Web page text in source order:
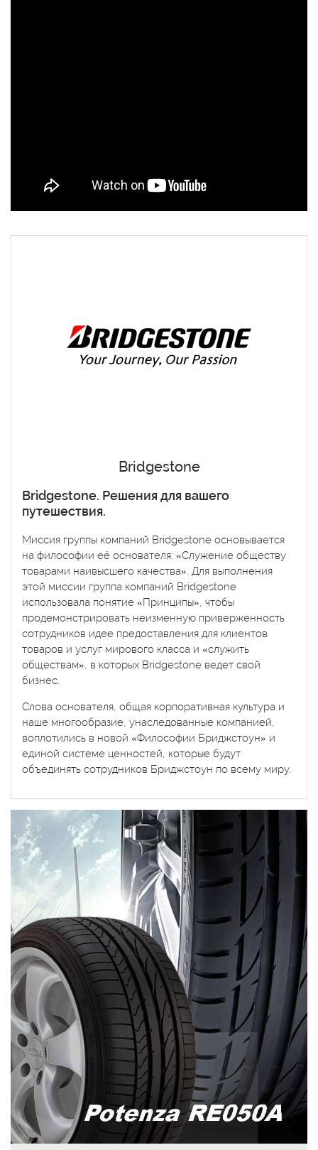
Bridgestone
Bridgestone. Решения для вашего
путешествия.
Миссия группы компаний Bridgestone основывается
на философии её основателя: «Служение обществу
товарами наивысшего качества». Для выполнения
этой миссии группа компаний Bridgestone
использовала понятие «Принципы», чтобы
продемонстрировать неизменную приверженность
сотрудников идее предоставления для клиентов
товаров и услуг мирового класса и «служить
обществам», в которых Bridgestone ведет свой
бизнес.
Слова основателя, общая корпоративная культура и
наше многообразие, унаследованные компанией,
воплотились в новой «Философии Бриджстоун» и
единой системе ценностей, которые будут
объединять сотрудников Бриджстоун по всему миру.